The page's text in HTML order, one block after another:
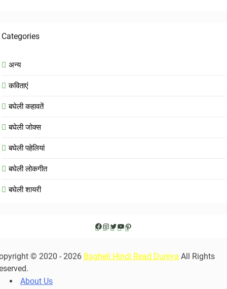
Categories
अन्य
कविताएं
बघेली कहावतें
बघेली जोक्स
बघेली पहेलियां
बघेली लोकगीत
बघेली शायरी
Facebook
Instagram
Twitter
YouTube
Pinterest
© 2020 - 2026 Bagheli Hindi Read Duniya All Rights
About Us